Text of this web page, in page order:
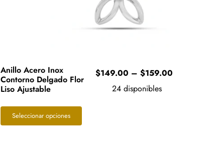
Anillo Acero Inox
Contorno Delgado Flor
Liso Ajustable
$149.00 – $159.00
24 disponibles
Seleccionar opciones
producto